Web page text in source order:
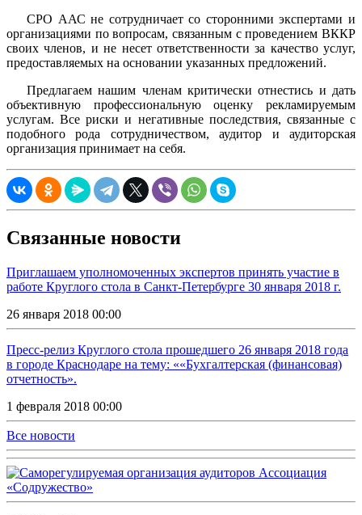
СРО ААС не сотрудничает со сторонними экспертами и
организациями по вопросам, связанным с проведением ВККР
своих членов, и не несет ответственности за качество услуг,
предоставляемых на основании указанных предложений.
Предлагаем нашим членам критически отнестись и дать
объективную профессиональную оценку рекламируемым
услугам. Все риски и негативные последствия, связанные с
подобного рода сотрудничеством, аудитор и аудиторская
организация принимает на себя.
Связанные новости
Приглашаем уполномоченных экспертов принять участие в
работе Круглого стола в Санкт-Петербурге 30 января 2018 г.
26 января 2018 00:00
Пресс-релиз Круглого стола прошедшего 26 января 2018 года
в городе Краснодаре на тему: ««Бухгалтерская (финансовая)
отчетность».
1 февраля 2018 00:00
Все новости